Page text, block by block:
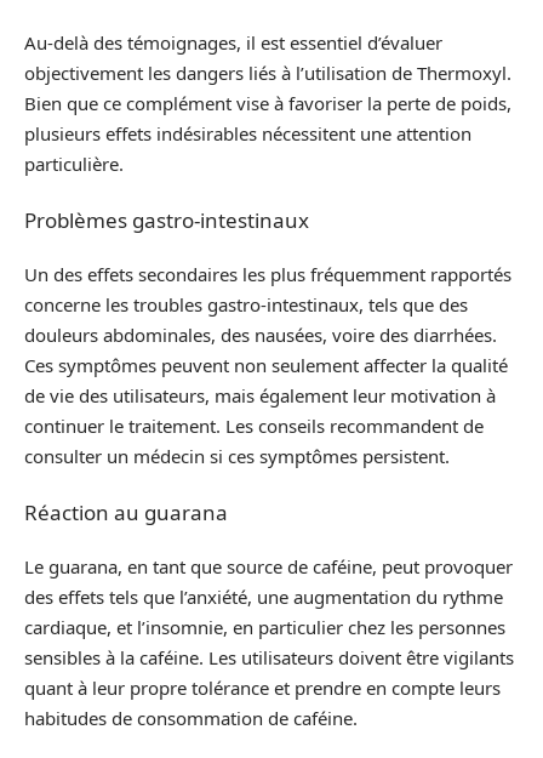
Au-delà des témoignages, il est essentiel d’évaluer
objectivement les dangers liés à l’utilisation de Thermoxyl.
Bien que ce complément vise à favoriser la perte de poids,
plusieurs effets indésirables nécessitent une attention
particulière.
Problèmes gastro-intestinaux
Un des effets secondaires les plus fréquemment rapportés
concerne les troubles gastro-intestinaux, tels que des
douleurs abdominales, des nausées, voire des diarrhées.
Ces symptômes peuvent non seulement affecter la qualité
de vie des utilisateurs, mais également leur motivation à
continuer le traitement. Les conseils recommandent de
consulter un médecin si ces symptômes persistent.
Réaction au guarana
Le guarana, en tant que source de caféine, peut provoquer
des effets tels que l’anxiété, une augmentation du rythme
cardiaque, et l’insomnie, en particulier chez les personnes
sensibles à la caféine. Les utilisateurs doivent être vigilants
quant à leur propre tolérance et prendre en compte leurs
habitudes de consommation de caféine.